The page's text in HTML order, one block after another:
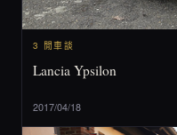
3 閒車談
Lancia Ypsilon
2017/04/18